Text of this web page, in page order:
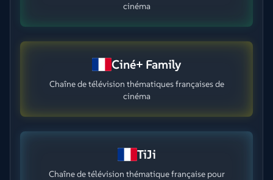
cinéma
Ciné+ Family
Chaîne de télévision thématiques françaises de
cinéma
TiJi
Chaîne de télévision thématique française pour